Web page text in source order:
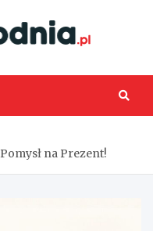
na Prezent!